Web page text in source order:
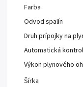
Farba
Odvod spalín
Druh prípojky na
Automatická
Výkon plynového
Šírka